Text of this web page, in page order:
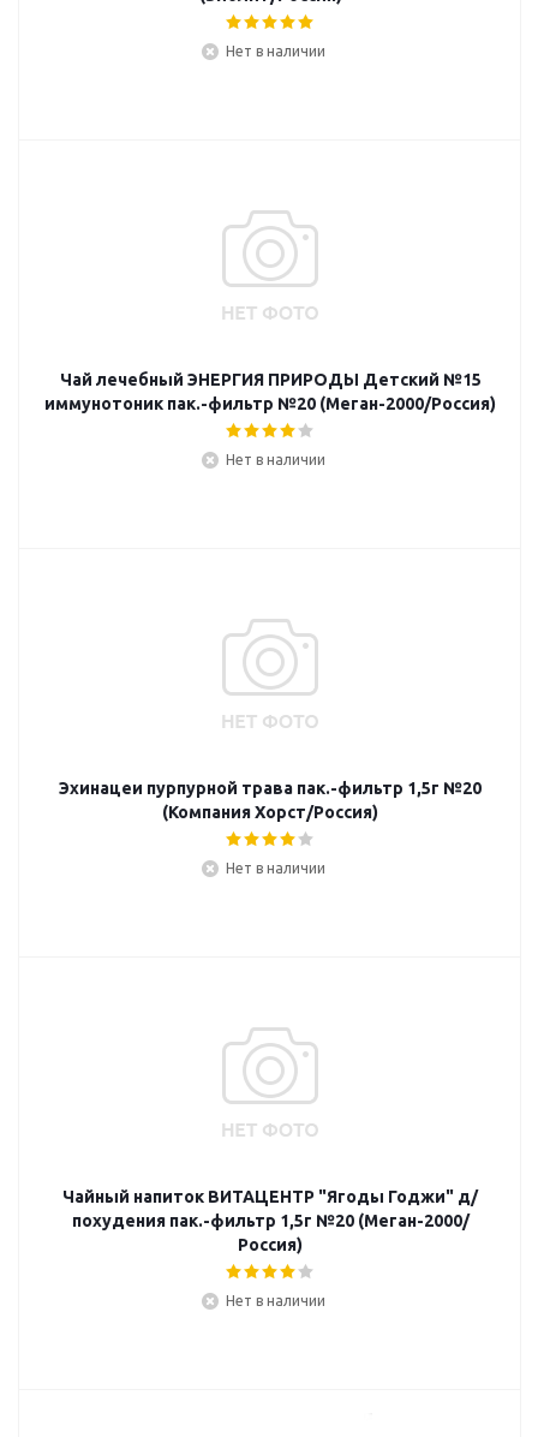
Нет в наличии
Чай лечебный ЭНЕРГИЯ ПРИРОДЫ Детский №15
иммунотоник пак.-фильтр №20 (Меган-2000/Россия)
Нет в наличии
Эхинацеи пурпурной трава пак.-фильтр 1,5г №20
(Компания Хорст/Россия)
Нет в наличии
Чайный напиток ВИТАЦЕНТР "Ягоды Годжи" д/
похудения пак.-фильтр 1,5г №20 (Меган-2000/
Россия)
Нет в наличии